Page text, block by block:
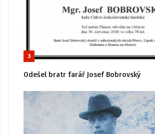
3
Odešel bratr farář Josef Bobrovský